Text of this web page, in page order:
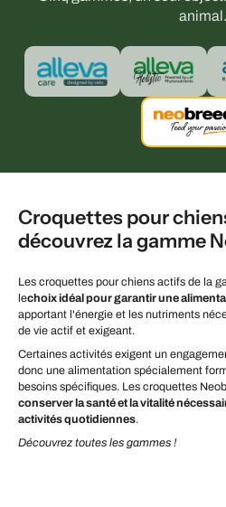
animal.
Croquettes pour
découvrez la gamme
Les croquettes pour chiens actifs de la
lechoix idéal pour garantir une
apportant l'énergie et les nutriments
de vie actif et exigeant.
Certaines activités exigent un
donc une alimentation spécialement
besoins spécifiques. Les croquettes
conserver la santé et la vitalité
activités quotidiennes.
Découvrez toutes les gammes !